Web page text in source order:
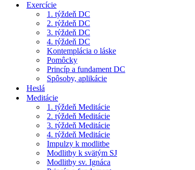
Exercície
1. týždeň DC
2. týždeň DC
3. týždeň DC
4. týždeň DC
Kontemplácia o láske
Pomôcky
Princíp a fundament DC
Spôsoby, aplikácie
Heslá
Meditácie
1. týždeň Meditácie
2. týždeň Meditácie
3. týždeň Meditácie
4. týždeň Meditácie
Impulzy k modlitbe
Modlitby k svätým SJ
Modlitby sv. Ignáca